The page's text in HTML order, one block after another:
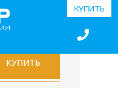
КУПИТЬ
КУПИТЬ